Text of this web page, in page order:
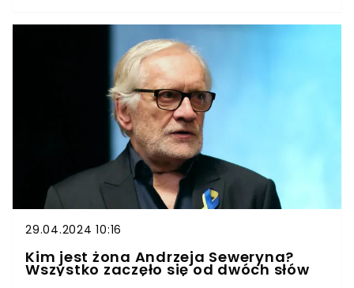
relacja zawisła na włosku.
29.04.2024 10:16
Kim jest żona Andrzeja Seweryna?
Wszystko zaczęło się od dwóch słów